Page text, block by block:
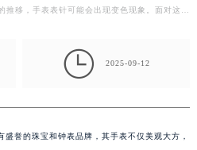
推移，手表表针可能会出现变色现象。面对这
 2025-09-12
盛誉的珠宝和钟表品牌，其手表不仅美观大方，